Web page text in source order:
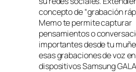
concepto de “grabación
Memo te permite capturar
pensamientos o
importantes desde tu
esas grabaciones de voz
dispositivos Samsung